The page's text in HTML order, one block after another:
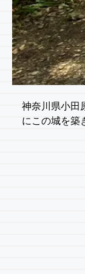
神奈川県小田
にこの城を築